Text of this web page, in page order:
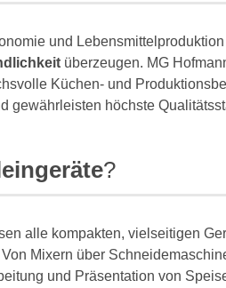
und
überzeugen. MG
Küchen- und
gewährleisten höchste
?
alle kompakten, vielseitigen
Mixern über
und Präsentation von